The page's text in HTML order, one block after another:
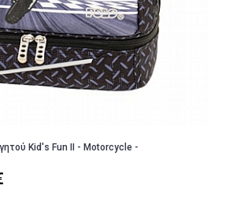
Kid's Fun II - Motorcycle -